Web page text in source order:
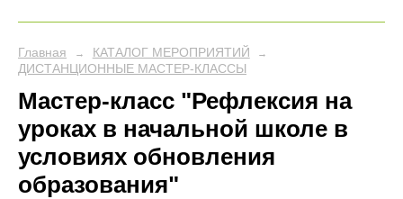
Главная → КАТАЛОГ МЕРОПРИЯТИЙ →
ДИСТАНЦИОННЫЕ МАСТЕР-КЛАССЫ
Мастер-класс "Рефлексия на
уроках в начальной школе в
условиях обновления
образования"